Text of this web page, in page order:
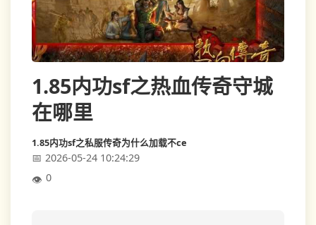
1.85内功sf之热血传奇守城
在哪里
1.85内功sf之私服传奇为什么加载不ce
2026-05-24 10:24:29
0